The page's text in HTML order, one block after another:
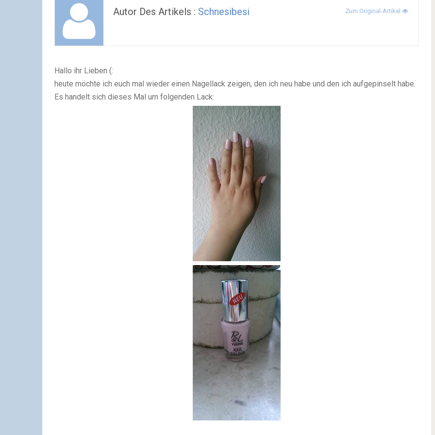
Autor Des Artikels : Schnesibesi Zum Original-Artikel
Hallo ihr Lieben (:
heute möchte ich euch mal wieder einen Nagellack zeigen, den ich neu habe und den ich aufgepinselt habe.
Es handelt sich dieses Mal um folgenden Lack: